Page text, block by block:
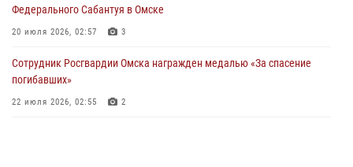
Федерального Сабантуя в Омске
20 июля 2026, 02:57 3
Сотрудник Росгвардии Омска награжден медалью «За спасение
погибавших»
22 июля 2026, 02:55 2